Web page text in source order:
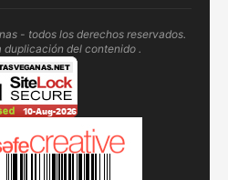
- todos los derechos reservados.
duplicación del contenido .